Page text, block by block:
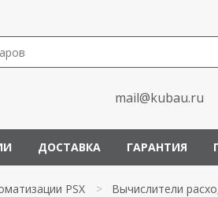
mail@kubau.ru
ДОСТАВКА ГАРАНТИЯ
PSX > Вычислители